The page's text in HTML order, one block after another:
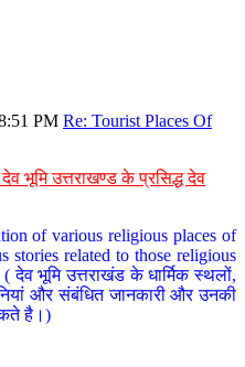
PM Re: Tourist Places Of
भूमि उत्तराखण्ड के प्रसिद्ध देव
of various religious places of
stories related to those religious
देव भूमि उत्तराखंड के धार्मिक स्थलों,
और संबंधित जानकारी और उनकी
है।)